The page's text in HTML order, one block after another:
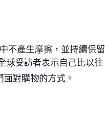
不產生摩擦，並持續保留
球受訪者表示自己比以往
對購物的方式。